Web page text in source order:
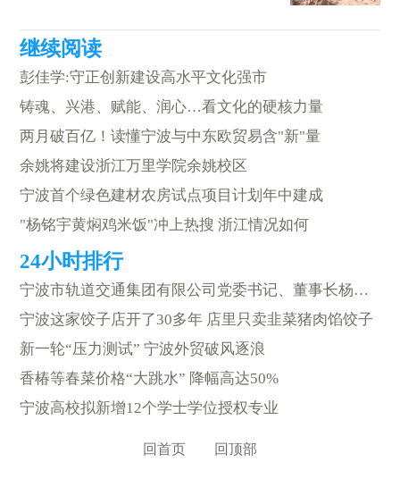
彭佳学:守正创新建设高水平文化强市
铸魂、兴港、赋能、润心…看文化的硬核力量
两月破百亿！读懂宁波与中东欧贸易含"新"量
余姚将建设浙江万里学院余姚校区
宁波首个绿色建材农房试点项目计划年中建成
"杨铭宇黄焖鸡米饭"冲上热搜 浙江情况如何
宁波市轨道交通集团有限公司党委书记、董事长杨蔚被查
宁波这家饺子店开了30多年 店里只卖韭菜猪肉馅饺子
新一轮“压力测试” 宁波外贸破风逐浪
香椿等春菜价格“大跳水” 降幅高达50%
宁波高校拟新增12个学士学位授权专业
回首页 回顶部